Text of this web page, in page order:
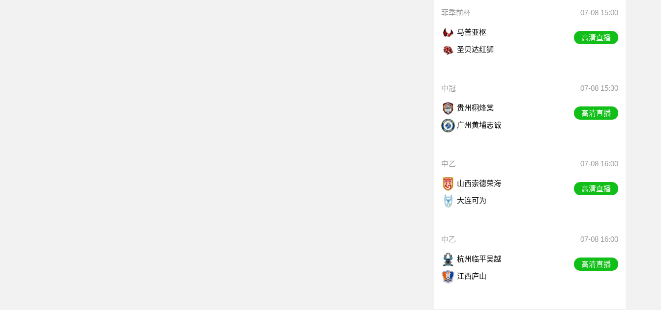
菲季前杯 07-08 15:00
马普亚枢
圣贝达红狮
高清直播
中冠 07-08 15:30
贵州栩烽棠
广州黄埔志诚
高清直播
中乙 07-08 16:00
山西崇德荣海
大连可为
高清直播
中乙 07-08 16:00
杭州临平吴越
江西庐山
高清直播